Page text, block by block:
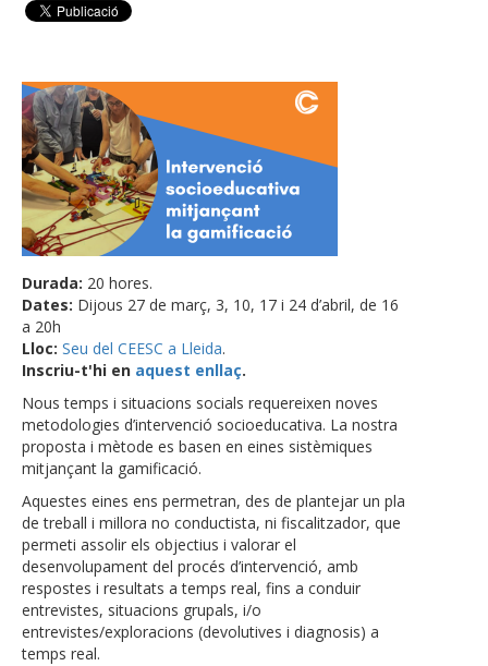
Durada: 20 hores.
Dates: Dijous 27 de març, 3, 10, 17 i 24 d’abril, de 16
a 20h
Lloc: Seu del CEESC a Lleida.
Inscriu-t'hi en aquest enllaç.
Nous temps i situacions socials requereixen noves
metodologies d’intervenció socioeducativa. La nostra
proposta i mètode es basen en eines sistèmiques
mitjançant la gamificació.
Aquestes eines ens permetran, des de plantejar un pla
de treball i millora no conductista, ni fiscalitzador, que
permeti assolir els objectius i valorar el
desenvolupament del procés d’intervenció, amb
respostes i resultats a temps real, fins a conduir
entrevistes, situacions grupals, i/o
entrevistes/exploracions (devolutives i diagnosis) a
temps real.